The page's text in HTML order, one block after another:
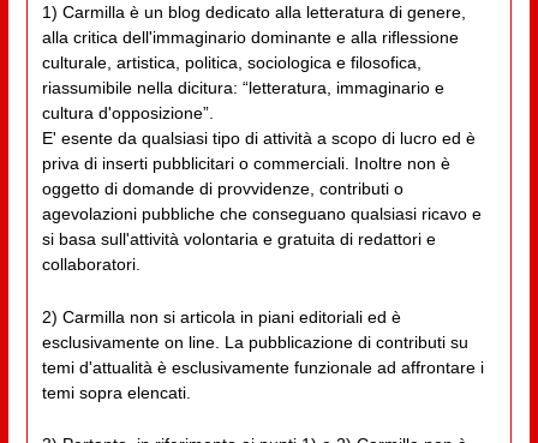
1) Carmilla è un blog dedicato alla letteratura di genere,
alla critica dell'immaginario dominante e alla riflessione
culturale, artistica, politica, sociologica e filosofica,
riassumibile nella dicitura: “letteratura, immaginario e
cultura d'opposizione”.
E' esente da qualsiasi tipo di attività a scopo di lucro ed è
priva di inserti pubblicitari o commerciali. Inoltre non è
oggetto di domande di provvidenze, contributi o
agevolazioni pubbliche che conseguano qualsiasi ricavo e
si basa sull'attività volontaria e gratuita di redattori e
collaboratori.
2) Carmilla non si articola in piani editoriali ed è
esclusivamente on line. La pubblicazione di contributi su
temi d'attualità è esclusivamente funzionale ad affrontare i
temi sopra elencati.